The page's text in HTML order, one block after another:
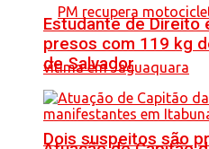
Dois suspeitos são
Estudante de Direito
presos com 119 kg
de Salvador